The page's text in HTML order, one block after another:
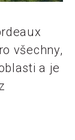
všechny,
a je